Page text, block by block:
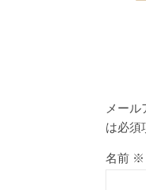
メー
は必須
名前 ※